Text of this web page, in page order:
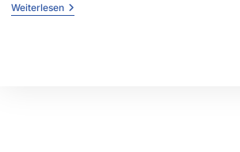
Weiterlesen